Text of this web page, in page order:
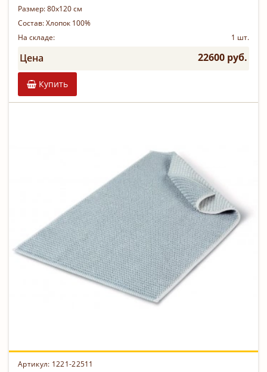
Размер:80х120 см
Состав:Хлопок 100%
На складе:
1 шт.
Цена 22600 руб.
Купить
Артикул: 1221-22511